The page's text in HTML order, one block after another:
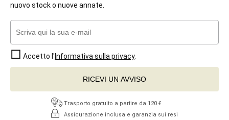
nuovo stock o nuove annate.
Accetto l' Informativa sulla privacy.
RICEVI UN AVVISO
Trasporto gratuito a partire da 120 €
Assicurazione inclusa e garanzia sui resi